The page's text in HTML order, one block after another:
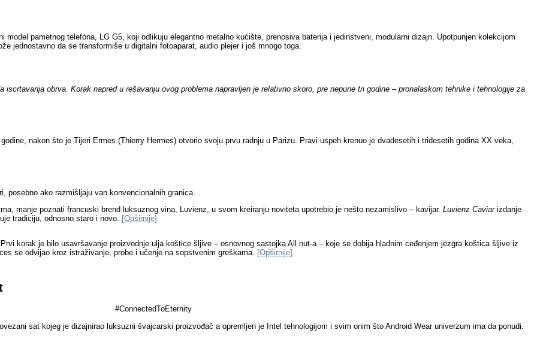
model pametnog telefona, LG G5, koji odlikuju elegantno metalno kućište, prenosiva baterija i jedinstveni, modularni dizajn. Upotpunjen kolekcijom
jednostavno da se transformiše u digitalni fotoaparat, audio plejer i još mnogo toga.
iscrtavanja obrva. Korak napred u rešavanju ovog problema napravljen je relativno skoro, pre nepune tri godine – pronalaskom tehnike i tehnologije za
godine, nakon što je Tijeri Ermes (Thierry Hermes) otvorio svoju prvu radnju u Parizu. Pravi uspeh krenuo je dvadesetih i tridesetih godina XX veka,
posebno ako razmišljaju van konvencionalnih granica…
manje poznati francuski brend luksuznog vina, Luvienz, u svom kreiranju noviteta upotrebio je nešto nezamislivo – kavijar.Luvienz Caviarizdanje
tradiciju, odnosno staro i novo. [Opširnije]
korak je bilo usavršavanje proizvodnje ulja koštice šljive – osnovnog sastojka All nut-a – koje se dobija hladnim ceđenjem jezgra koštica šljive iz
se odvijao kroz istraživanje, probe i učenje na sopstvenim greškama.
[Opširnije]
#ConnectedToEternity
sat kojeg je dizajnirao luksuzni švajcarski proizvođač a opremljen je Intel tehnologijom i svim onim štoAndroid Wearuniverzum ima da ponudi.